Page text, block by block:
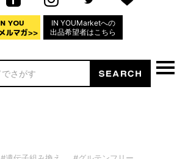
IN YOUMarketへの
出品希望者はこちら